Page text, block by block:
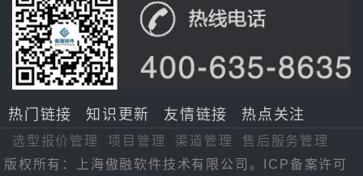
热门链接 知识更新 友情链接 热点关注
选型报价管理 项目管理 渠道管理
售后服务管理
版权所有：上海傲融软件技术有限公司。ICP备案许可